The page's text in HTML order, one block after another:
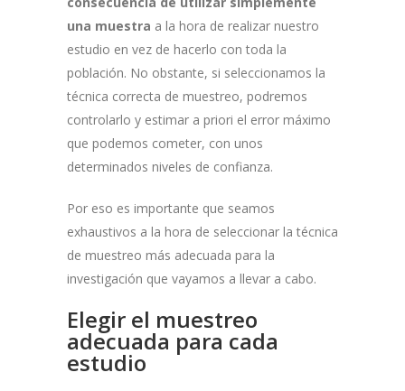
una muestra a la hora de realizar nuestro
estudio en vez de hacerlo con toda la
población. No obstante, si seleccionamos la
técnica correcta de muestreo, podremos
controlarlo y estimar a priori el error máximo
que podemos cometer, con unos
determinados niveles de confianza.
Por eso es importante que seamos
exhaustivos a la hora de seleccionar la técnica
de muestreo más adecuada para la
investigación que vayamos a llevar a cabo.
Elegir el muestreo
adecuada para cada
estudio